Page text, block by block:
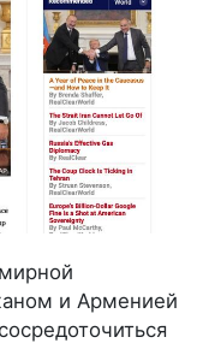
и Арменией